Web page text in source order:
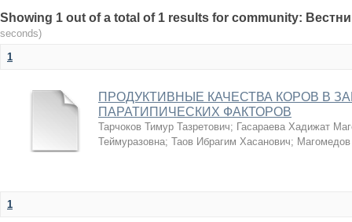
Showing 1 out of a total of 1 results for community:
seconds)
1
ПРОДУКТИВНЫЕ КАЧЕСТВА КОРОВ В
ПАРАТИПИЧЕСКИХ ФАКТОРОВ
Тарчоков Тимур Тазретович; Гасараева Хадижат
Теймуразовна; Таов Ибрагим Хасанович;
1